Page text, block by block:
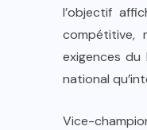
l’objectif
compétitive,
exigences du
national
Vice-